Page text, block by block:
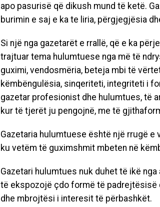
apo pasurisë që dikush mund të ketë.
burimin e saj e ka te liria, përgjegjësia
Si një nga gazetarët e rrallë, që e ka
trajtuar tema hulumtuese nga më të
guximi, vendosmëria, beteja mbi të
këmbëngulësia, sinqeriteti, integriteti i
gazetar profesionist dhe hulumtues, të
kur të tjerët ju pengojnë, me të gjitha
Gazetaria hulumtuese është një rrugë e
ku vetëm të guximshmit mbeten në
Gazetari hulumtues nuk duhet të ikë
të ekspozojë çdo formë të padrejtësisë
dhe mbrojtësi i interesit të përbashkët.